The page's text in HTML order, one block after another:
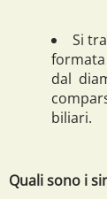
Si
dal
biliari.
Quali sono i